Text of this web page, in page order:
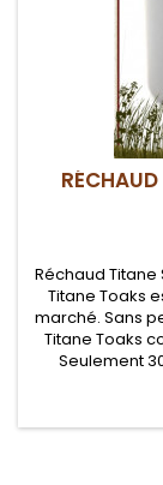
Réchaud Titane
Titane Toaks
marché. Sans
Titane Toaks
Seulement